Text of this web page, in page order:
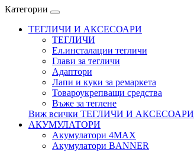
Категории
ТЕГЛИЧИ И АКСЕСОАРИ
ТЕГЛИЧИ
Eл.инсталации тегличи
Глави за тегличи
Адаптори
Лапи и куки за ремаркета
Товароукрепващи средства
Въже за теглене
Виж всички ТЕГЛИЧИ И АКСЕСОАРИ
АКУМУЛАТОРИ
Акумулатори 4MAX
Акумулатори BANNER